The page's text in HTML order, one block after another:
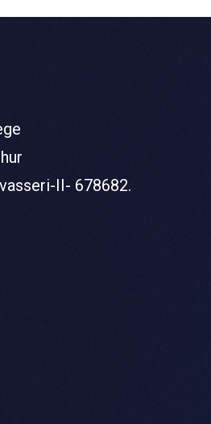
II- 678682.